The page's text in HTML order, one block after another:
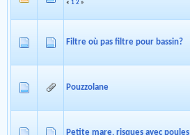
« 1 2 »
Filtre où pas filtre pour bassin?
Pouzzolane
Petite mare, risques avec poules